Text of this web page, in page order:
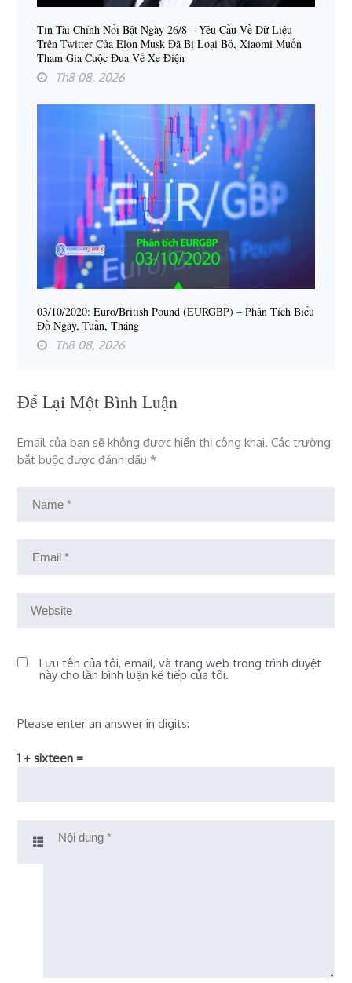
Tin Tài Chính Nổi Bật Ngày 26/8 – Yêu Cầu Về Dữ Liệu
Trên Twitter Của Elon Musk Đã Bị Loại Bỏ, Xiaomi Muốn
Tham Gia Cuộc Đua Về Xe Điện
Th8 08, 2026
03/10/2020: Euro/British Pound (EURGBP) – Phân Tích Biểu
Đồ Ngày, Tuần, Tháng
Th8 08, 2026
Để Lại Một Bình Luận
Email của bạn sẽ không được hiển thị công khai. Các trường
bắt buộc được đánh dấu*
Lưu tên của tôi, email, và trang web trong trình duyệt
này cho lần bình luận kế tiếp của tôi.
Please enter an answer in digits:
1 + sixteen =